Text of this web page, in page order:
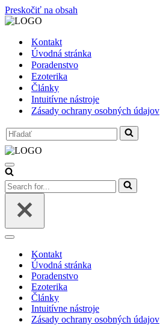
Preskočiť na obsah
Kontakt
Úvodná stránka
Poradenstvo
Ezoterika
Články
Intuitívne nástroje
Zásady ochrany osobných údajov
Search
for...
Menu
navigácie
Search
for...
Menu
navigácieKontakt
Úvodná stránka
Poradenstvo
Ezoterika
Články
Intuitívne nástroje
Zásady ochrany osobných údajov